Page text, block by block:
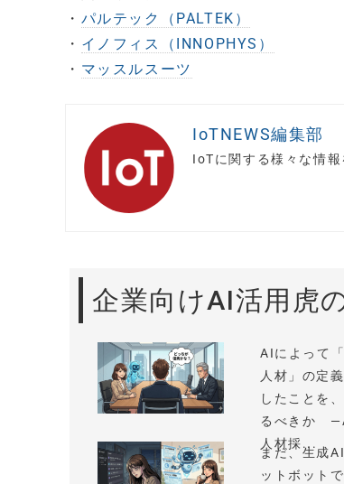
・ パルテック（PALTEK）
・ イノフィス（INNOPHYS）
・ マッスルスーツ
IoTNEWS編集部
IoTに関する様々な情報
企業向けAI活用虎
AIによって
人材」の定
したことを
るべきか
人材採...
まだ、生成
ットボット